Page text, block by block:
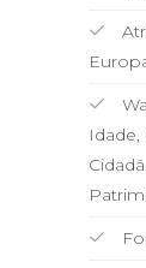
Idade,